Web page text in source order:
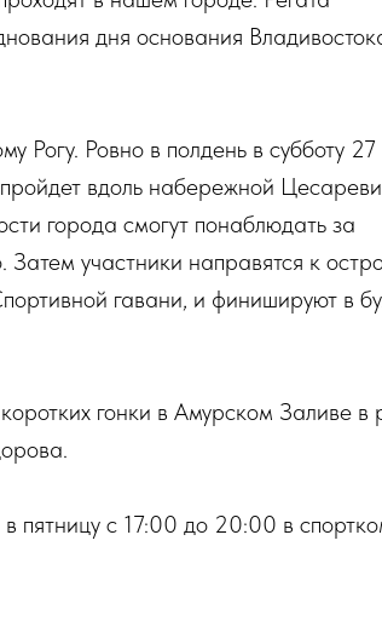
дня основания
Рогу. Ровно в полдень в субботу
вдоль набережной
города смогут понаблюдать за
участники направятся к
гавани, и финишируют в
гонки в Амурском Заливе в
пятницу с 17:00 до 20:00 в